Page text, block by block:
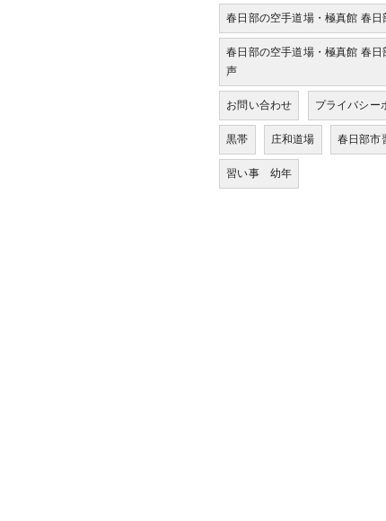
春日部の空手道場・極真館 春日
春日部の空手道場・極真館 春
声
お問い合わせ プライバシー
黒帯 庄和道場 春日部市
習い事 幼年